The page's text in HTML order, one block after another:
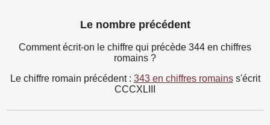
Le nombre précédent
Comment écrit-on le chiffre qui précède 344 en chiffres
romains ?
Le chiffre romain précédent : 343 en chiffres romainss'écrit
CCCXLIII